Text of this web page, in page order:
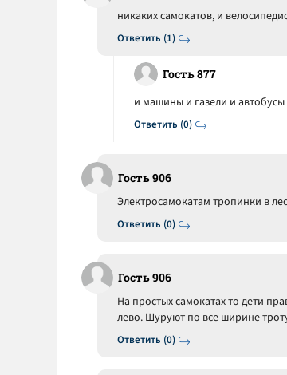
Ответить (1)
никаких самокатов, и
Гость 877
Ответить (0)
и машины и газели и
Гость 906
Ответить (0)
Электросамокатам тропинки в
Гость 906
Ответить (0)
На простых самокатах то дети
лево. Шуруют по все ширине